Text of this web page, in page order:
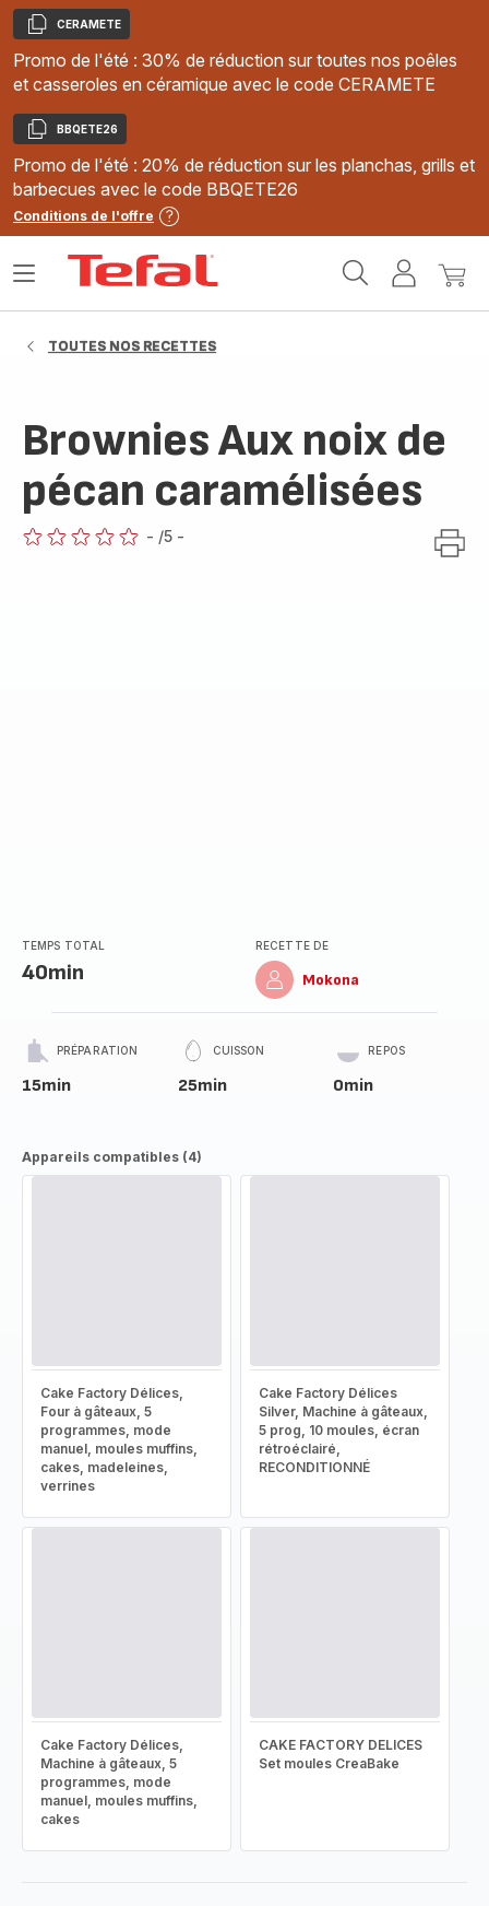
Copier
CERAMETE
Promo de l'été : 30% de réduction sur toutes nos poêles
et casseroles en céramique avec le code CERAMETE
Copier
BBQETE26
Promo de l'été : 20% de réduction sur les planchas, grills et
barbecues avec le code BBQETE26
Conditions de l'offre
MonMon
Ouvrir
TOUTES NOS RECETTES
Brownies Aux noix de
pécan caramélisées
- /5 -
TEMPS TOTAL
40min
RECETTE DE
Mokona
PRÉPARATION
15min
CUISSON
25min
REPOS
0min
Appareils compatibles (4)
Cake Factory Délices,
Four à gâteaux, 5
programmes, mode
manuel, moules muffins,
cakes, madeleines,
verrines
Cake Factory Délices
Silver, Machine à gâteaux,
5 prog, 10 moules, écran
rétroéclairé,
RECONDITIONNÉ
Cake Factory Délices,
Machine à gâteaux, 5
programmes, mode
manuel, moules muffins,
cakes
CAKE FACTORY DELICES
Set moules CreaBake